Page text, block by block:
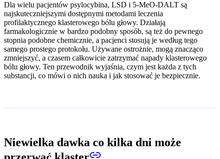
Dla wielu pacjentów psylocybina, LSD i 5-MeO-DALT są
najskuteczniejszymi dostępnymi metodami leczenia
profilaktycznego klasterowego bólu głowy. Działają
farmakologicznie w bardzo podobny sposób, są też do pewnego
stopnia podobne chemicznie, a pacjenci stosują je według tego
samego prostego protokołu. Używane ostrożnie, mogą znacząco
zmniejszyć, a czasem całkowicie zatrzymać napady klasterowego
bólu głowy. Ten przewodnik wyjaśnia, czym jest każda z tych
substancji, co mówi o nich nauka i jak stosować je bezpiecznie.
Niewielka dawka co kilka dni może